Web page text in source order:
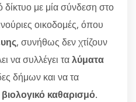
με μία σύνδεση στο
οικοδομές, όπου
, συνήθως δεν χτίζουν
να συλλέγει ταλύματα
δήμων και να τα
βιολογικό καθαρισμό.